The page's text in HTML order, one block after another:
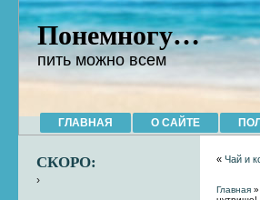
Понемногу…
пить можно всем
ГЛАВНАЯ О САЙТЕ
«Чай и
Главная
СКОРО: